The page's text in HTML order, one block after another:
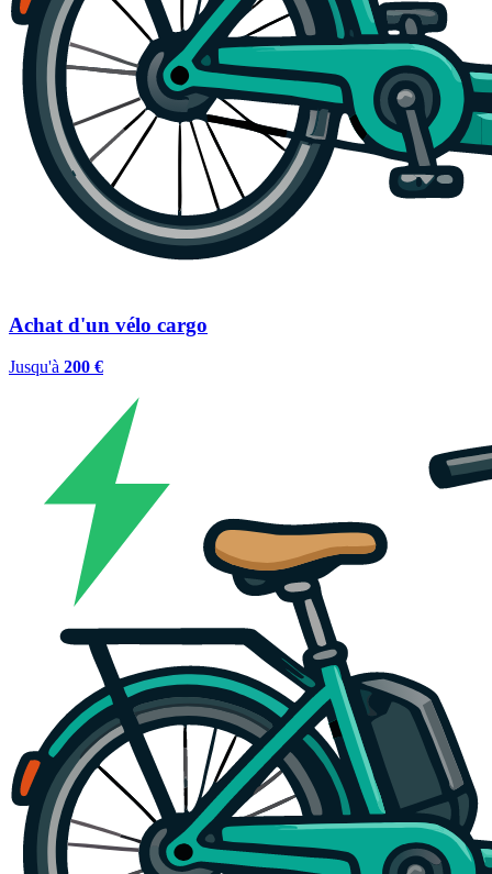
Achat d'un vélo cargo
Jusqu'à 200 €